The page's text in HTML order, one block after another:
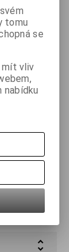
30
tomu
se
mít vliv
nabídku